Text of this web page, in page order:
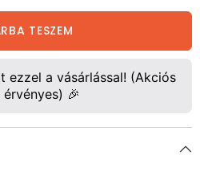
TESZEM
ezzel a vásárlással! (Akciós
🎉